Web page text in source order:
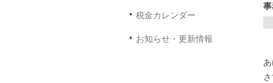
税金カレンダー
お知らせ・更新情報